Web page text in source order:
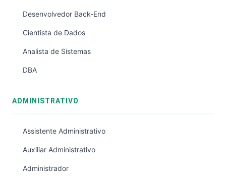
Desenvolvedor Back-End
Cientista de Dados
Analista de Sistemas
DBA
ADMINISTRATIVO
Assistente Administrativo
Auxiliar Administrativo
Administrador